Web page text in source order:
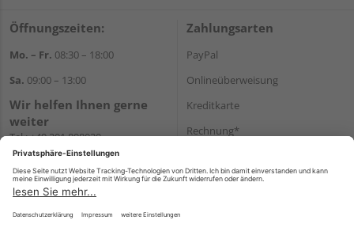
Öffnungszeiten:
Mo. – Fr. 08:30 – 18:00
Sa. 09:00 – 13:00
Wir helfen Ihnen gerne
weiter
Tel.:+49 201 898020
E-Mail:shop@vonderstein.de
Zahlungsarten
PayPal
Onlineüberweisung
Kreditkarte
Rechnung*
Versand